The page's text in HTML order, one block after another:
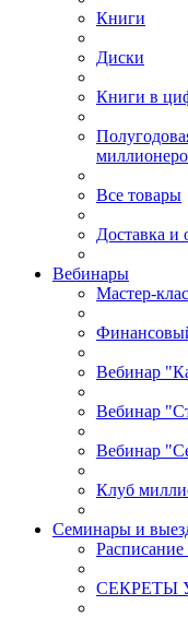
Книги
Диски
Книги в
Все товары
Доставка и
Вебинары
Мастер-
Вебинар
Вебинар
Вебинар
Клуб
Семинары и
Расписание
СЕКРЕТЫ